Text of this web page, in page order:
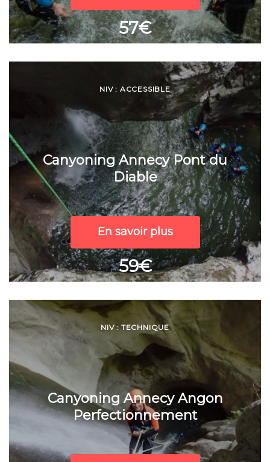
57€
NIV : ACCESSIBLE
Canyoning Annecy Pont du
Diable
En savoir plus
59€
NIV : TECHNIQUE
Canyoning Annecy Angon
Perfectionnement